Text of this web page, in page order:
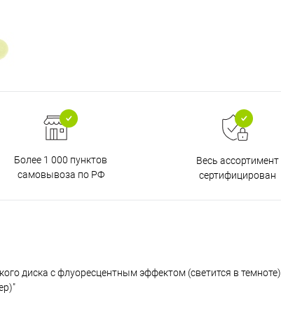
Более 1 000 пунктов
самовывоза по РФ
Весь ассортимент
сертифицирован
диска с флуоресцентным эффектом (светится в темноте)